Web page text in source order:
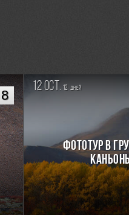
8
12 oct. 12 дней
Фототур в